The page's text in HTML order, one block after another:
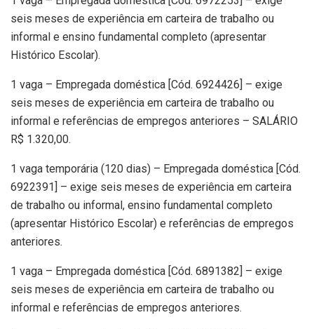
seis meses de experiência em carteira de trabalho ou
informal e ensino fundamental completo (apresentar
Histórico Escolar).
1 vaga – Empregada doméstica [Cód. 6924426] – exige
seis meses de experiência em carteira de trabalho ou
informal e referências de empregos anteriores – SALÁRIO
R$ 1.320,00.
1 vaga temporária (120 dias) – Empregada doméstica [Cód.
6922391] – exige seis meses de experiência em carteira
de trabalho ou informal, ensino fundamental completo
(apresentar Histórico Escolar) e referências de empregos
anteriores.
1 vaga – Empregada doméstica [Cód. 6891382] – exige
seis meses de experiência em carteira de trabalho ou
informal e referências de empregos anteriores.